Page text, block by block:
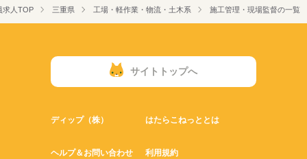
求人TOP 三重県 工場・軽作業・物流・土木系 施工管理・現場監督の一覧
サイトトップへ
ディップ（株） はたらこねっととは
ヘルプ＆お問い合わせ 利用規約